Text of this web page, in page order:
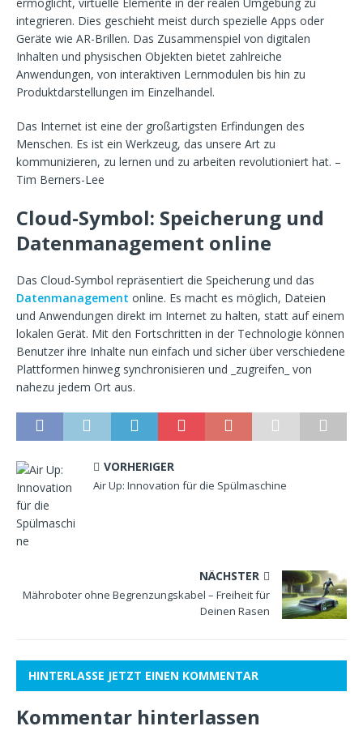
integrieren. Dies geschieht meist durch spezielle Apps oder
Geräte wie AR-Brillen. Das Zusammenspiel von digitalen
Inhalten und physischen Objekten bietet zahlreiche
Anwendungen, von interaktiven Lernmodulen bis hin zu
Produktdarstellungen im Einzelhandel.
Das Internet ist eine der großartigsten Erfindungen des
Menschen. Es ist ein Werkzeug, das unsere Art zu
kommunizieren, zu lernen und zu arbeiten revolutioniert hat. –
Tim Berners-Lee
Cloud-Symbol: Speicherung und
Datenmanagement online
Das Cloud-Symbol repräsentiert die Speicherung und das
Datenmanagement online. Es macht es möglich, Dateien
und Anwendungen direkt im Internet zu halten, statt auf einem
lokalen Gerät. Mit den Fortschritten in der Technologie können
Benutzer ihre Inhalte nun einfach und sicher über verschiedene
Plattformen hinweg synchronisieren und _zugreifen_ von
nahezu jedem Ort aus.
VORHERIGER
Air Up: Innovation für die Spülmaschine
NÄCHSTER
Mähroboter ohne Begrenzungskabel – Freiheit für
Deinen Rasen
HINTERLASSE JETZT EINEN KOMMENTAR
Kommentar hinterlassen